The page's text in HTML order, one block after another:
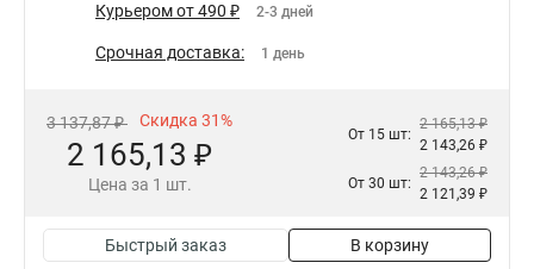
Курьером от 490 ₽ 2-3 дней
Срочная доставка: 1 день
3 137,87 ₽ Скидка 31%
2 165,13 ₽
Цена за 1 шт.
От 15 шт:
2 165,13 ₽
2 143,26 ₽
От 30 шт:
2 143,26 ₽
2 121,39 ₽
Быстрый заказ В корзину